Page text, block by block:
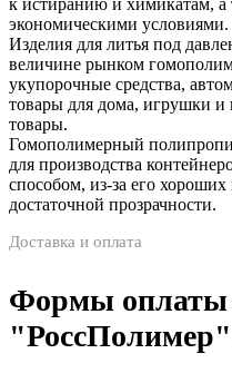
экономическими условиями.
Изделия для литья под
величине рынком
укупорочные средства,
товары для дома, игрушки и
товары.
Гомополимерный
для производства
способом, из-за его
достаточной прозрачности.
Доставка и оплата
Формы